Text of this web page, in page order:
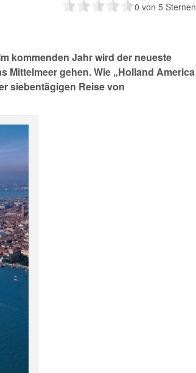
0 von 5 Sternen
kommenden Jahr wird der neueste
Mittelmeer gehen. Wie „Holland America
siebentägigen Reise von